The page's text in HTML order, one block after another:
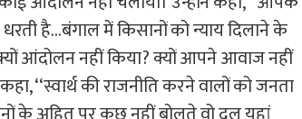
है…बंगाल में किसानों को न्याय दिलाने के
आंदोलन नहीं किया? क्यों आपने आवाज नहीं
‘‘स्वार्थ की राजनीति करने वालों को जनता